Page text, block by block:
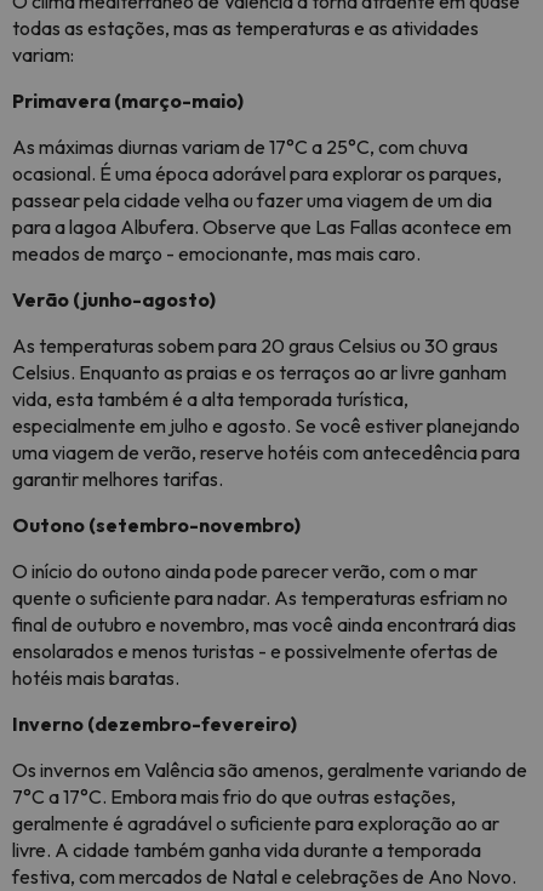
todas as estações, mas as temperaturas e as atividades
variam:
Primavera (março-maio)
As máximas diurnas variam de 17°C a 25°C, com chuva
ocasional. É uma época adorável para explorar os parques,
passear pela cidade velha ou fazer uma viagem de um dia
para a lagoa Albufera. Observe que Las Fallas acontece em
meados de março - emocionante, mas mais caro.
Verão (junho-agosto)
As temperaturas sobem para 20 graus Celsius ou 30 graus
Celsius. Enquanto as praias e os terraços ao ar livre ganham
vida, esta também é a alta temporada turística,
especialmente em julho e agosto. Se você estiver planejando
uma viagem de verão, reserve hotéis com antecedência para
garantir melhores tarifas.
Outono (setembro-novembro)
O início do outono ainda pode parecer verão, com o mar
quente o suficiente para nadar. As temperaturas esfriam no
final de outubro e novembro, mas você ainda encontrará dias
ensolarados e menos turistas - e possivelmente ofertas de
hotéis mais baratas.
Inverno (dezembro-fevereiro)
Os invernos em Valência são amenos, geralmente variando de
7°C a 17°C. Embora mais frio do que outras estações,
geralmente é agradável o suficiente para exploração ao ar
livre. A cidade também ganha vida durante a temporada
festiva, com mercados de Natal e celebrações de Ano Novo.